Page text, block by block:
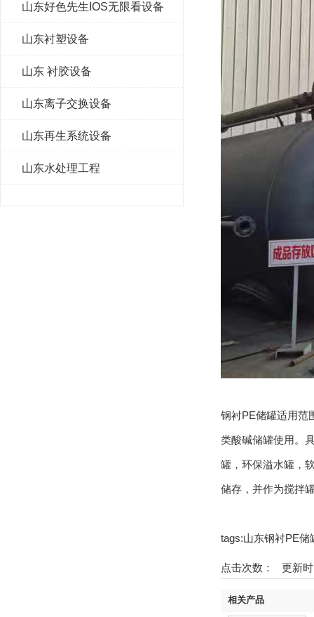
山东好色先生IOS无限看设备
山东衬塑设备
山东 衬胶设备
山东离子交换设备
山东再生系统设备
山东水处理工程
钢衬PE储罐适用范围
类酸碱储罐使用。
罐，环保溢水罐
储存，并作为搅拌罐
tags:山东钢衬PE储
点击次数： 更新时
相关产品